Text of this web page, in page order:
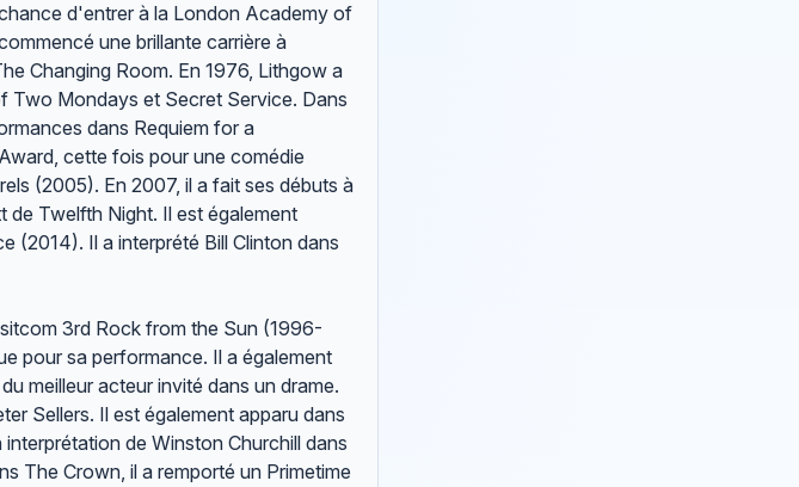
d'entrer à la London Academy of
une brillante carrière à
Changing Room. En 1976, Lithgow a
Two Mondays et Secret Service. Dans
dans Requiem for a
cette fois pour une comédie
(2005). En 2007, il a fait ses débuts à
de Twelfth Night. Il est également
(2014). Il a interprété Bill Clinton dans
3rd Rock from the Sun (1996-
pour sa performance. Il a également
meilleur acteur invité dans un drame.
Sellers. Il est également apparu dans
de Winston Churchill dans
The Crown, il a remporté un Primetime